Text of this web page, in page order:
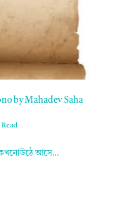
by Mahadev Saha
কখনোউঠে আসে…